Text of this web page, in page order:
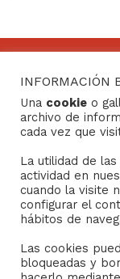
CONTACTO
Consejo
ciudad de Sevilla
C/ San Gregorio
(+34) 954 21 59
INFORMACIÓN
Una cookie o
archivo de
cada vez que
La utilidad de
actividad en
cuando la visite
configurar el
hábitos de
Las cookies
bloqueadas y